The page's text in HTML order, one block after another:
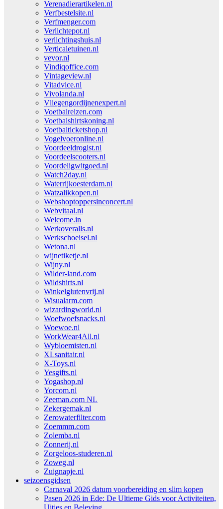
Verenadierartikelen.nl
Verfbestelsite.nl
Verfmenger.com
Verlichtepot.nl
verlichtingshuis.nl
Verticaletuinen.nl
vevor.nl
Vindiqoffice.com
Vintageview.nl
Vitadvice.nl
Vivolanda.nl
Vliegengordijnenexpert.nl
Voetbalreizen.com
Voetbalshirtskoning.nl
Voetbalticketshop.nl
Vogelvoeronline.nl
Voordeeldrogist.nl
Voordeelscooters.nl
Voordeligwitgoed.nl
Watch2day.nl
Waterrijkoesterdam.nl
Watzalikkopen.nl
Webshoptoppersinconcert.nl
Webvitaal.nl
Welcome.in
Werkoveralls.nl
Werkschoeisel.nl
Wetona.nl
wijnetiketje.nl
Wijny.nl
Wilder-land.com
Wildshirts.nl
Winkelglutenvrij.nl
Wisualarm.com
wizardingworld.nl
Woefwoefsnacks.nl
Woewoe.nl
WorkWear4All.nl
Wybloemisten.nl
XLsanitair.nl
X-Toys.nl
Yesgifts.nl
Yogashop.nl
Yorcom.nl
Zeeman.com NL
Zekergemak.nl
Zerowaterfilter.com
Zoemmm.com
Zolemba.nl
Zonnerij.nl
Zorgeloos-studeren.nl
Zoweg.nl
Zuignapje.nl
seizoensgidsen
Carnaval 2026 datum voorbereiding en slim kopen
Pasen 2026 in Ede: De Ultieme Gids voor Activiteiten,
Uitjes en Beleving